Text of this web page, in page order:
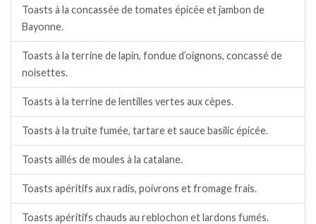
Toasts à la concassée de tomates épicée et jambon de
Bayonne.
Toasts à la terrine de lapin, fondue d’oignons, concassé de
noisettes.
Toasts à la terrine de lentilles vertes aux cèpes.
Toasts à la truite fumée, tartare et sauce basilic épicée.
Toasts aillés de moules à la catalane.
Toasts apéritifs aux radis, poivrons et fromage frais.
Toasts apéritifs chauds au reblochon et lardons fumés.